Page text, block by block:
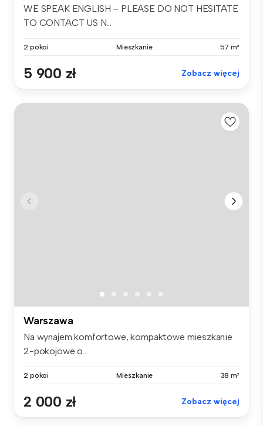
WE SPEAK ENGLISH – PLEASE DO NOT HESITATE
TO CONTACT US N...
2 pokoi Mieszkanie 57 m²
5 900 zł Zobacz więcej
Warszawa
Na wynajem komfortowe, kompaktowe mieszkanie
2-pokojowe o...
2 pokoi Mieszkanie 38 m²
2 000 zł Zobacz więcej